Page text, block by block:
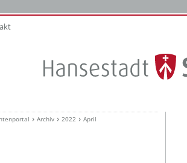
Archiv 2022 April